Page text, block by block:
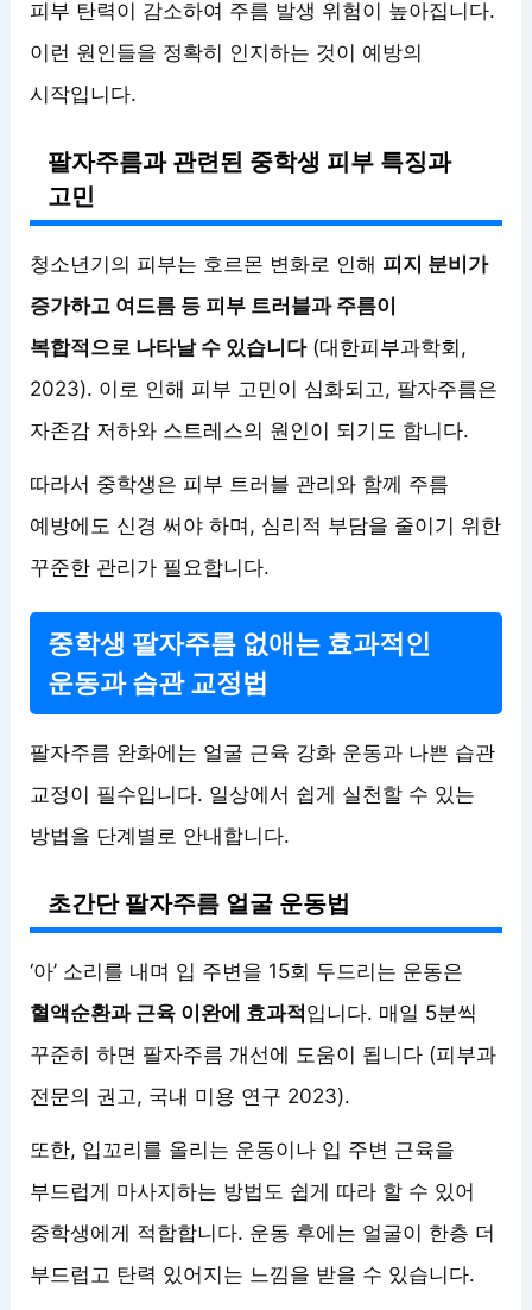
피부 탄력이 감소하여 주름 발생 위험이 높아집니다.
이런 원인들을 정확히 인지하는 것이 예방의
시작입니다.
팔자주름과 관련된 중학생 피부 특징과
고민
청소년기의 피부는 호르몬 변화로 인해 피지 분비가
증가하고 여드름 등 피부 트러블과 주름이
복합적으로 나타날 수 있습니다(대한피부과학회,
2023). 이로 인해 피부 고민이 심화되고, 팔자주름은
자존감 저하와 스트레스의 원인이 되기도 합니다.
따라서 중학생은 피부 트러블 관리와 함께 주름
예방에도 신경 써야 하며, 심리적 부담을 줄이기 위한
꾸준한 관리가 필요합니다.
중학생 팔자주름 없애는 효과적인
운동과 습관 교정법
팔자주름 완화에는 얼굴 근육 강화 운동과 나쁜 습관
교정이 필수입니다. 일상에서 쉽게 실천할 수 있는
방법을 단계별로 안내합니다.
초간단 팔자주름 얼굴 운동법
‘아’ 소리를 내며 입 주변을 15회 두드리는 운동은
혈액순환과 근육 이완에 효과적입니다. 매일 5분씩
꾸준히 하면 팔자주름 개선에 도움이 됩니다 (피부과
전문의 권고, 국내 미용 연구 2023).
또한, 입꼬리를 올리는 운동이나 입 주변 근육을
부드럽게 마사지하는 방법도 쉽게 따라 할 수 있어
중학생에게 적합합니다. 운동 후에는 얼굴이 한층 더
부드럽고 탄력 있어지는 느낌을 받을 수 있습니다.